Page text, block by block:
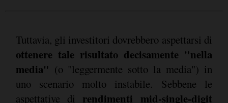
Tuttavia, gli investitori dovrebbero aspettarsi di
ottenere tale risultato decisamente "nella
media" (o "leggermente sotto la media") in
uno scenario molto instabile. Sebbene le
aspettative di rendimenti mid-single-digit